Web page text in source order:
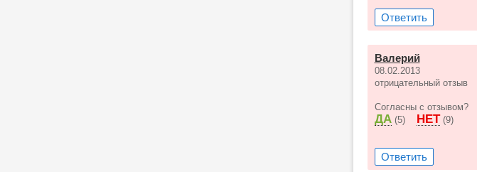
Ответить
Валерий
08.02.2013
отрицательный отзыв
Согласны с отзывом?
ДА (5) НЕТ (9)
Ответить